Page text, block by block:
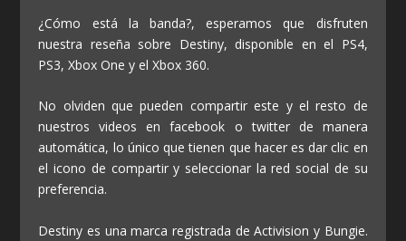
¿Cómo está la banda?, esperamos que disfruten
nuestra reseña sobre Destiny, disponible en el PS4,
PS3, Xbox One y el Xbox 360.
No olviden que pueden compartir este y el resto de
nuestros videos en facebook o twitter de manera
automática, lo único que tienen que hacer es dar clic en
el icono de compartir y seleccionar la red social de su
preferencia.
Destiny es una marca registrada de Activision y Bungie.